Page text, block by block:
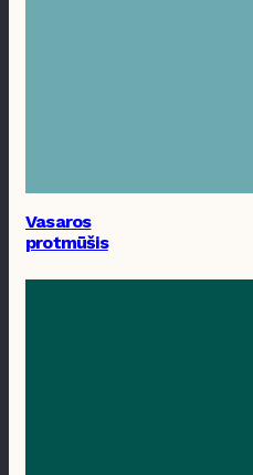
Vasaros
protmūšis